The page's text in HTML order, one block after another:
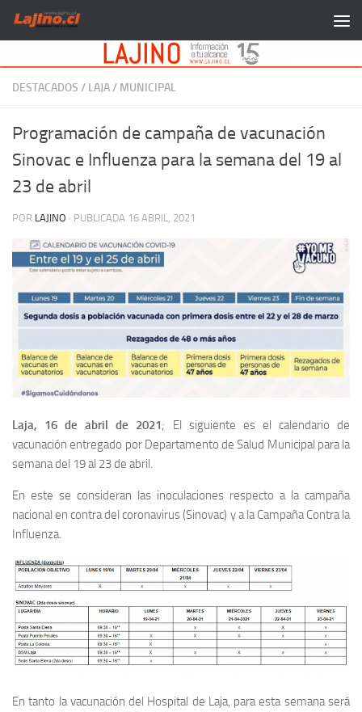
Saltar al contenido
DESTACADOS / LAJA/ MUNICIPAL
Programación de campaña de vacunación
Sinovac e Influenza para la semana del 19 al
23 de abril
POR LAJINO · PUBLICADA 16 ABRIL, 2021
Laja, 16 de abril de 2021; El siguiente es el calendario de
vacunación entregado por Departamento de Salud Municipal para la
semana del 19 al 23 de abril.
En este se consideran las inoculaciones respecto a la campaña
nacional en contra del coronavirus (Sinovac) y a la Campaña Contra la
Influenza.
En tanto la vacunación del Hospital de Laja, para esta semana será